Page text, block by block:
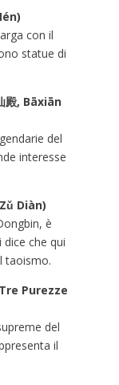
con il
statue di
, Bāxiān
del
interesse
Diàn)
è
che qui
taoismo.
Purezze
del
il